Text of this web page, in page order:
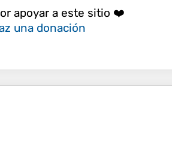
apoyar a este sitio ❤️
una donación